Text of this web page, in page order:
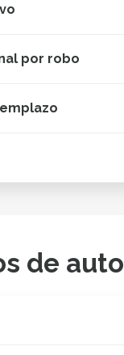
por robo
de auto